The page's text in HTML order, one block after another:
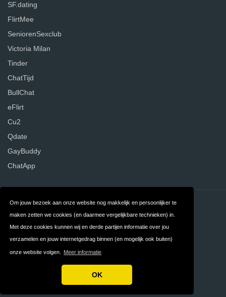
Om jouw bezoek aan onze website nog makkelijk en persoonlijker te
maken zetten we cookies (en daarmee vergelijkbare technieken) in.
Met deze cookies kunnen wij en derde partijen informatie over jou
verzamelen en jouw internetgedrag binnen (en mogelijk ook buiten)
onze website volgen. Meer informatie
OK
SF.dating
FlirtMee
SeniorenSexclub
Victoria Milan
Tinder
ChatTijd
BullChat
eFlirt
Cu2
Qdate
GayBuddy
ChatApp
Contact Over ons
Voorwaarden
Copyright © 2026 DatingWebsites.nl